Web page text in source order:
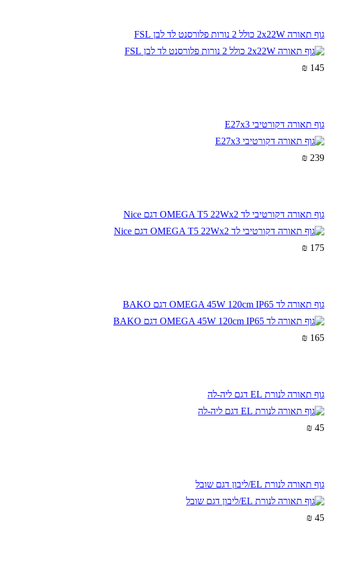
גוף תאורה 2x22W כולל 2 נורות פלורסנט לד לבן FSL
145 ₪
גוף תאורה דקורטיבי E27x3
239 ₪
גוף תאורה דקורטיבי לד OMEGA T5 22Wx2 דגם Nice
175 ₪
גוף תאורה לד OMEGA 45W 120cm IP65 דגם BAKO
165 ₪
גוף תאורה לנורת EL דגם ליה-לה
45 ₪
גוף תאורה לנורת EL/ליבון דגם שובל
45 ₪